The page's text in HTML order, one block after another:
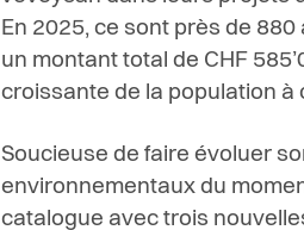
En 2025, ce sont près de
un montant total de CHF
croissante de la population à
Soucieuse de faire évoluer
environnementaux du
catalogue avec trois